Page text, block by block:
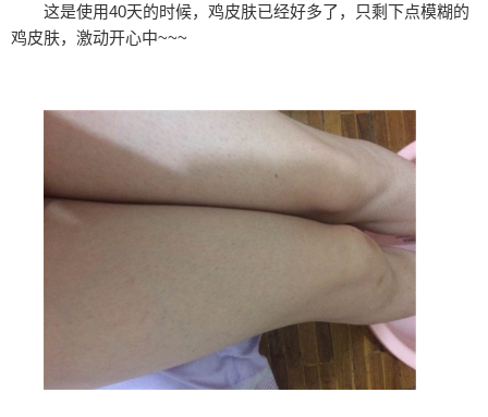
这是使用40天的时候，鸡皮肤已经好多了，只剩下点模糊的
鸡皮肤，激动开心中~~~